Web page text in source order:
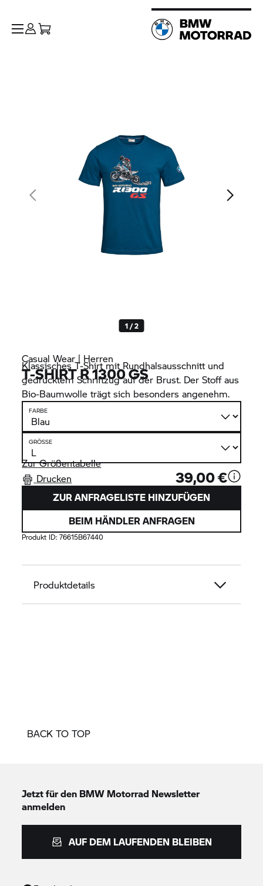
1 / 2
Casual Wear | Herren
T-SHIRTR 1300 GS
Klassisches T-Shirt mit Rundhalsausschnitt und
gedrucktem Schriftzug auf der Brust. Der Stoff aus
Bio-Baumwolle trägt sich besonders angenehm.
FARBE
GRÖSSE
Zur Größentabelle
Drucken
39,00 €
ZUR ANFRAGELISTE HINZUFÜGEN
BEIM HÄNDLER ANFRAGEN
Produkt ID:76615B67440
Produktdetails
BACK TO TOP
Jetzt für den BMW Motorrad Newsletter
anmelden
AUF DEM LAUFENDEN BLEIBEN